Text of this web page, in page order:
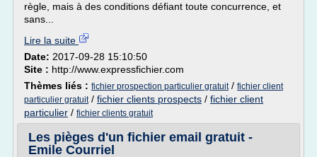
règle, mais à des conditions défiant toute concurrence, et
sans...
Lire la suite
Date: 2017-09-28 15:10:50
Site : http://www.expressfichier.com
Thèmes liés : fichier prospection particulier gratuit/ fichier client
particulier gratuit/ fichier clients prospects / fichier client
particulier / fichier clients gratuit
Les pièges d'un fichier email gratuit -
Emile Courriel